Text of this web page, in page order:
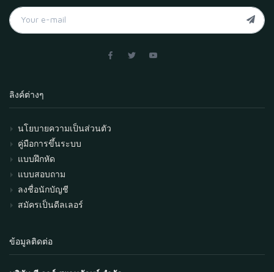
ลิงค์ต่างๆ
นโยบายความเป็นส่วนตัว
คู่มือการขึ้นระบบ
แบบฝึกหัด
แบบสอบถาม
ลงชื่อนักบัญชี
สมัครเป็นดีลเลอร์
ข้อมูลติดต่อ